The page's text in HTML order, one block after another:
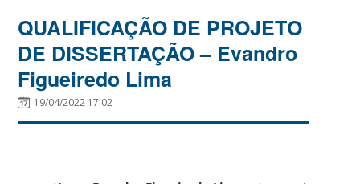
QUALIFICAÇÃO DE PROJETO
DE DISSERTAÇÃO – Evandro
Figueiredo Lima
19/04/2022 17:02